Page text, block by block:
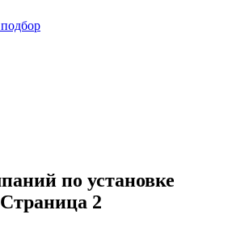
по установке
2